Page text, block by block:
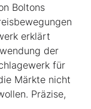
Boltons
erklärt
der
für
Märkte nicht
Präzise,